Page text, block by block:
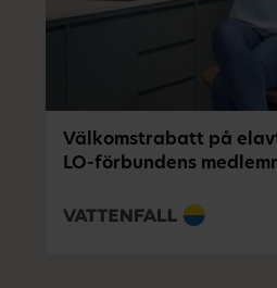
Välkomstrabatt på
LO-förbundens